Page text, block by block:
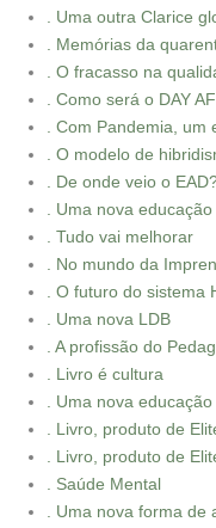
. Uma outra Clarice
. Memórias da
. O fracasso na
. Como será o DAY
. Com Pandemia,
. O modelo de
. De onde veio o
. Uma nova educação
. Tudo vai melhorar
. No mundo da
. O futuro do sistema
. Uma nova LDB
. A profissão do
. Livro é cultura
. Uma nova
. Livro, produto de
. Livro, produto de
. Saúde Mental
. Uma nova forma de